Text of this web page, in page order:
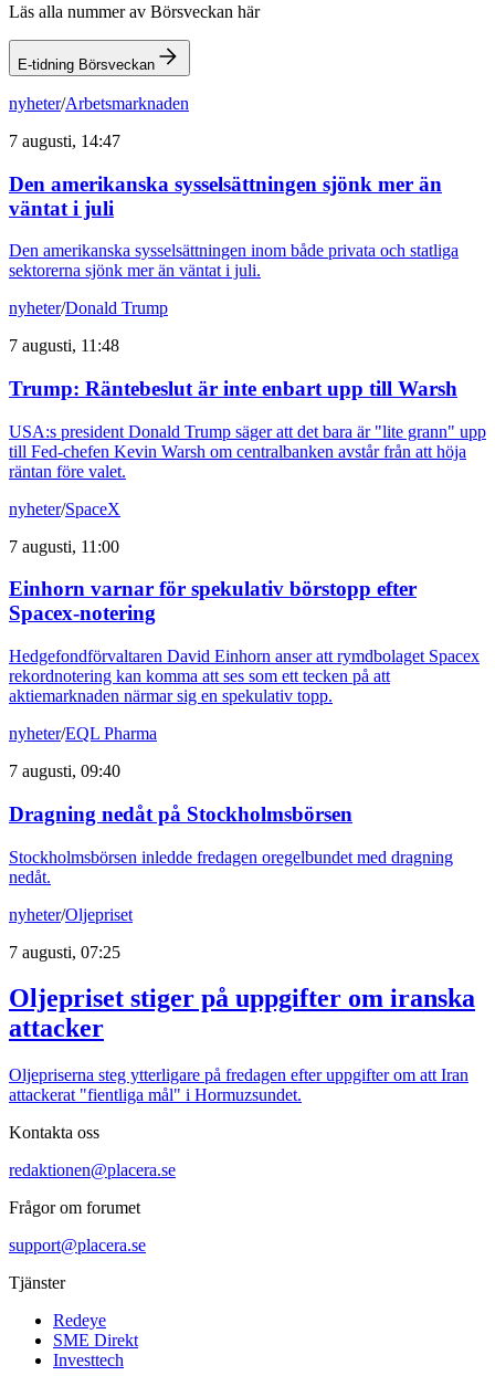
Läs alla nummer av Börsveckan här
E-tidning Börsveckan
nyheter/Arbetsmarknaden
7 augusti, 14:47
Den amerikanska sysselsättningen sjönk mer än
väntat i juli
Den amerikanska sysselsättningen inom både privata och statliga
sektorerna sjönk mer än väntat i juli.
nyheter/Donald Trump
7 augusti, 11:48
Trump: Räntebeslut är inte enbart upp till Warsh
USA:s president Donald Trump säger att det bara är "lite grann" upp
till Fed-chefen Kevin Warsh om centralbanken avstår från att höja
räntan före valet.
nyheter/SpaceX
7 augusti, 11:00
Einhorn varnar för spekulativ börstopp efter
Spacex-notering
Hedgefondförvaltaren David Einhorn anser att rymdbolaget Spacex
rekordnotering kan komma att ses som ett tecken på att
aktiemarknaden närmar sig en spekulativ topp.
nyheter/EQL Pharma
7 augusti, 09:40
Dragning nedåt på Stockholmsbörsen
Stockholmsbörsen inledde fredagen oregelbundet med dragning
nedåt.
nyheter/Oljepriset
7 augusti, 07:25
Oljepriset stiger på uppgifter om iranska
attacker
Oljepriserna steg ytterligare på fredagen efter uppgifter om att Iran
attackerat "fientliga mål" i Hormuzsundet.
Kontakta oss
redaktionen@placera.se
Frågor om forumet
support@placera.se
Tjänster
Redeye
SME Direkt
Investtech